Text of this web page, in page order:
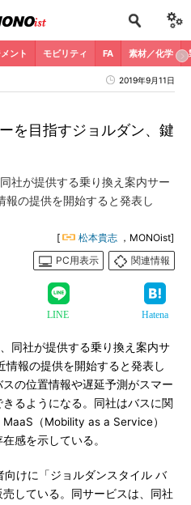
ント モビリティ FA 素材／化学
2019年9月11日
を目指すジョルダン、鍵
社が提供する乗り換え案内サー
報の提供を開始すると発表し
[ 松本貴志 ，MONOist]
PC用表示
関連情報
LINE Hatena
同社が提供する乗り換え案内サ
報の提供を開始すると発表し
の位置情報や遅延予測がスマー
るようになる。同社はバスに関
（Mobility as a Service）
感を示している。
けに「ジョルダンスタイル バ
している。同サービスは、同社